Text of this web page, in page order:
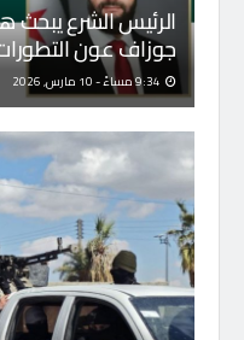
الرئيس الشرع يبحث
جوزاف عون